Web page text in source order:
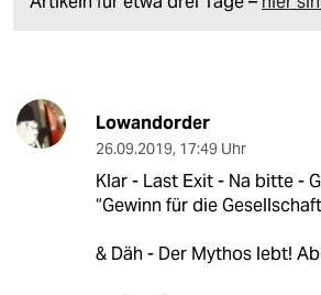
Lowandorder
26.09.2019, 17:49 Uhr
Klar - Last Exit - Na bitte -
“Gewinn für die
& Däh - Der Mythos lebt!